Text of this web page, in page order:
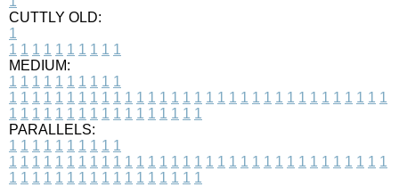
CUTTLY OLD:
1
1 1 1 1 1 1 1 1 1 1
MEDIUM:
1 1 1 1 1 1 1 1 1 1
1 1 1 1 1 1 1 1 1 1 1 1 1 1 1 1 1 1 1 1 1 1 1 1 1 1 1 1 1 1 1 1 1
1 1 1 1 1 1 1 1 1 1 1 1 1 1 1 1 1
PARALLELS:
1 1 1 1 1 1 1 1 1 1
1 1 1 1 1 1 1 1 1 1 1 1 1 1 1 1 1 1 1 1 1 1 1 1 1 1 1 1 1 1 1 1 1
1 1 1 1 1 1 1 1 1 1 1 1 1 1 1 1 1